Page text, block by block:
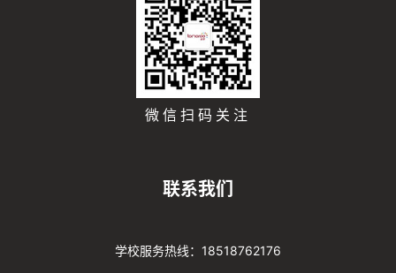
微信扫码关注
联系我们
学校服务热线：18518762176